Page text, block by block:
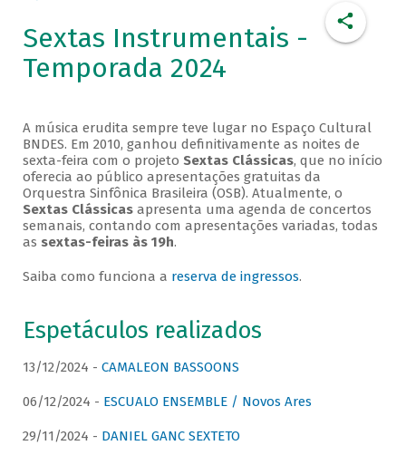
Sextas Instrumentais -
Temporada 2024
A música erudita sempre teve lugar no Espaço Cultural
BNDES. Em 2010, ganhou definitivamente as noites de
sexta-feira com o projeto Sextas Clássicas, que no início
oferecia ao público apresentações gratuitas da
Orquestra Sinfônica Brasileira (OSB). Atualmente, o
Sextas Clássicasapresenta uma agenda de concertos
semanais, contando com apresentações variadas, todas
as sextas-feiras às 19h.
Saiba como funciona a reserva de ingressos.
Espetáculos realizados
13/12/2024 - CAMALEON BASSOONS
06/12/2024 - ESCUALO ENSEMBLE / Novos Ares
29/11/2024 - DANIEL GANC SEXTETO